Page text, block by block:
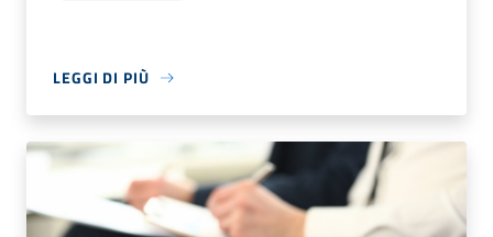
LEGGI DI PIÙ